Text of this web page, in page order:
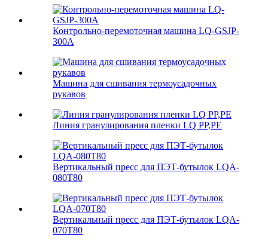
Контрольно-перемоточная машина LQ-GSJP-
300A
Машина для сшивания термоусадочных
рукавов
Линия гранулирования пленки LQ PP,PE
Вертикальный пресс для ПЭТ-бутылок LQA-
080T80
Вертикальный пресс для ПЭТ-бутылок LQA-
070T80